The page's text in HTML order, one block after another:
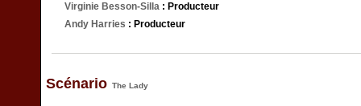
Virginie Besson-Silla : Producteur
Andy Harries : Producteur
Scénario The Lady